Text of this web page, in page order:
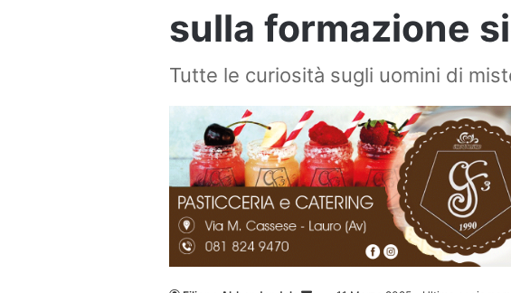
sulla formazione
Tutte le curiosità sugli uomini di